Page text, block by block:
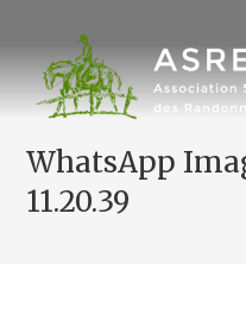
content
WhatsApp
11.20.39